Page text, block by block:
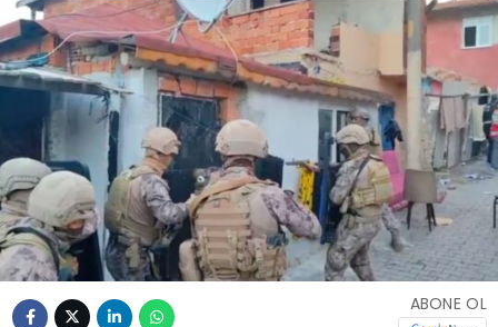
ABONE OL